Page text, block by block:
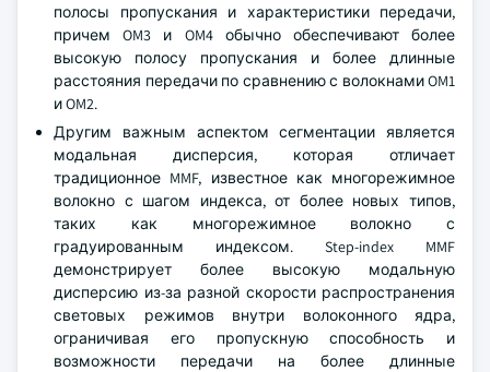
полосы пропускания и характеристики передачи,
причем OM3 и OM4 обычно обеспечивают более
высокую полосу пропускания и более длинные
расстояния передачи по сравнению с волокнами OM1
и OM2.
Другим важным аспектом сегментации является
модальная дисперсия, которая отличает
традиционное MMF, известное как многорежимное
волокно с шагом индекса, от более новых типов,
таких как многорежимное волокно с
градуированным индексом. Step-index MMF
демонстрирует более высокую модальную
дисперсию из-за разной скорости распространения
световых режимов внутри волоконного ядра,
ограничивая его пропускную способность и
возможности передачи на более длинные